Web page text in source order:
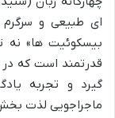
ای طبیعی و سرگرم
بیسکوئیت ها» نه
قدرتمند است که
گیرد و تجربه
ماجراجویی لذت